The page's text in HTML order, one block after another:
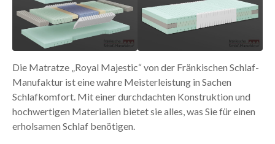
Die Matratze „Royal Majestic“ von der Fränkischen Schlaf-
Manufaktur ist eine wahre Meisterleistung in Sachen
Schlafkomfort. Mit einer durchdachten Konstruktion und
hochwertigen Materialien bietet sie alles, was Sie für einen
erholsamen Schlaf benötigen.